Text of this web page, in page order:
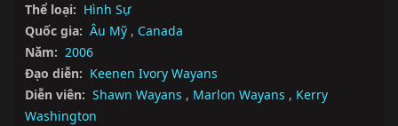
Thể loại: Hình Sự
Quốc gia: Âu Mỹ , Canada
Năm: 2006
Đạo diễn: Keenen Ivory Wayans
Diễn viên: Shawn Wayans , Marlon Wayans , Kerry
Washington